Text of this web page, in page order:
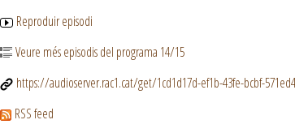
Reproduir episodi
Veure més episodis del programa 14/15
https://audioserver.rac1.cat/get/1cd1d17d-ef1b-43fe-bcbf-
RSS feed